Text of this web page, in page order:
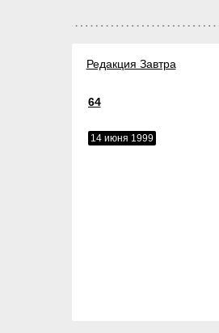
Редакция Завтра
64
14 июня 1999